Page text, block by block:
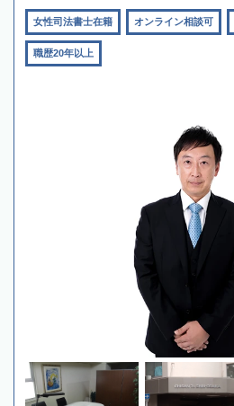
女性司法書士在籍 オンライン相談可
職歴20年以上